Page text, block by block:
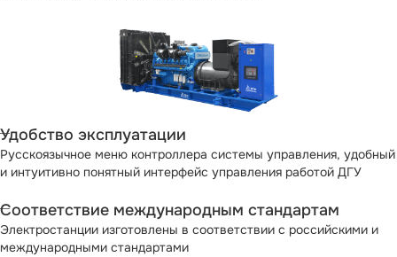
Удобство эксплуатации
Русскоязычное меню контроллера системы управления, удобный
и интуитивно понятный интерфейс управления работой ДГУ
Соответствие международным стандартам
Электростанции изготовлены в соответствии с российскими и
международными стандартами